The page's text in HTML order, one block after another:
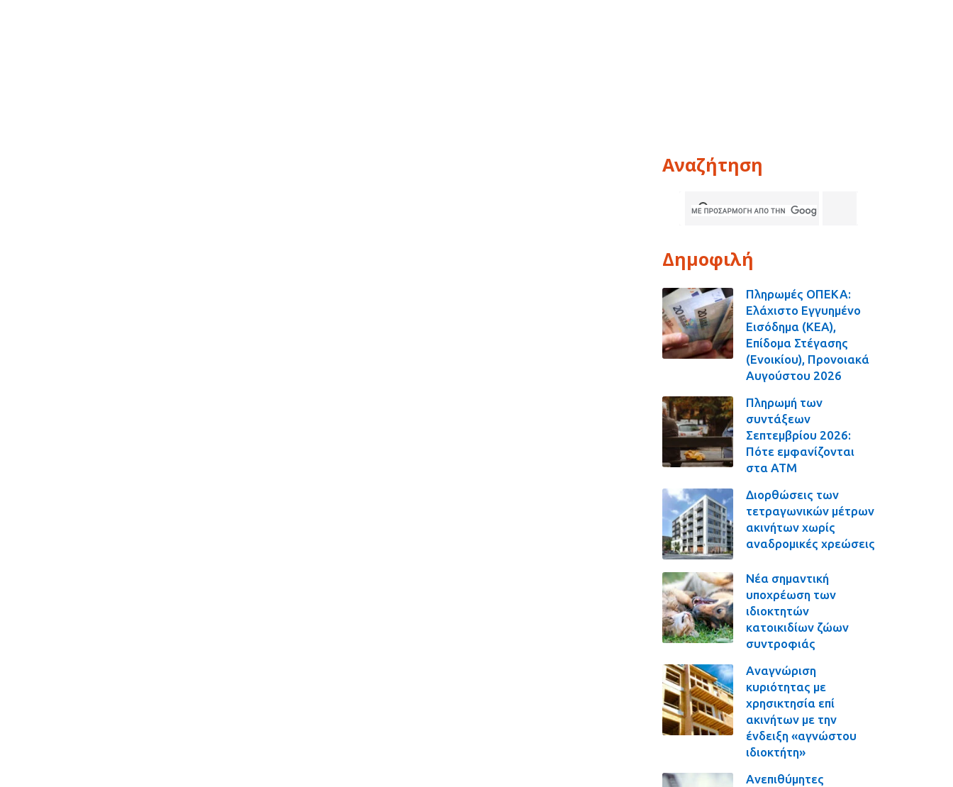
Αναζήτηση
Δημοφιλή
Πληρωμές ΟΠΕΚΑ:
Ελάχιστο Εγγυημένο
Εισόδημα (ΚΕΑ),
Επίδομα Στέγασης
(Ενοικίου), Προνοιακά
Αυγούστου 2026
Πληρωμή των
συντάξεων
Σεπτεμβρίου 2026:
Πότε εμφανίζονται
στα ΑΤΜ
Διορθώσεις των
τετραγωνικών μέτρων
ακινήτων χωρίς
αναδρομικές χρεώσεις
Νέα σημαντική
υποχρέωση των
ιδιοκτητών
κατοικιδίων ζώων
συντροφιάς
Αναγνώριση
κυριότητας με
χρησικτησία επί
ακινήτων με την
ένδειξη «αγνώστου
ιδιοκτήτη»
Ανεπιθύμητες